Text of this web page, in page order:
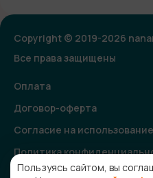
Copyright © 2019-2026
Все права защищены
Оплата
Договор-оферта
Согласие на
Политика
Согласие на получение
Пользуясь сайтом, вы